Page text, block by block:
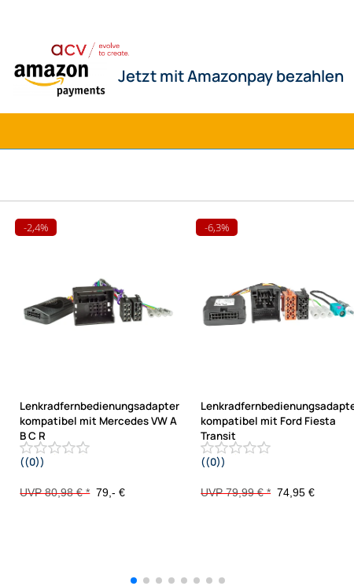
-2,4%
Lenkradfernbedienungsadapter
kompatibel mit Mercedes VW A
B C R
Sprinter Viano Vito ML CLK SLK
Crafter CAN mit Audio 20
((0))
UVP 80,98 € *79,- €
-6,3%
kompatibel mit Ford Fiesta
Transit
Ecosport mit 1 DIN OEM Radio
/ SYNC3
((0))
UVP 79,99 € *74,95 €